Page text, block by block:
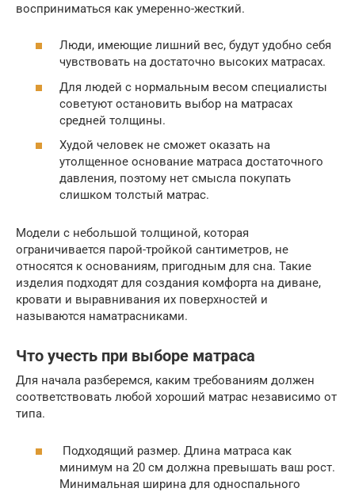
восприниматься как умеренно-жесткий.
Люди, имеющие лишний вес, будут удобно себя
чувствовать на достаточно высоких матрасах.
Для людей с нормальным весом специалисты
советуют остановить выбор на матрасах
средней толщины.
Худой человек не сможет оказать на
утолщенное основание матраса достаточного
давления, поэтому нет смысла покупать
слишком толстый матрас.
Модели с небольшой толщиной, которая
ограничивается парой-тройкой сантиметров, не
относятся к основаниям, пригодным для сна. Такие
изделия подходят для создания комфорта на диване,
кровати и выравнивания их поверхностей и
называются наматрасниками.
Что учесть при выборе матраса
Для начала разберемся, каким требованиям должен
соответствовать любой хороший матрас независимо от
типа.
Подходящий размер. Длина матраса как
минимум на 20 см должна превышать ваш рост.
Минимальная ширина для односпального